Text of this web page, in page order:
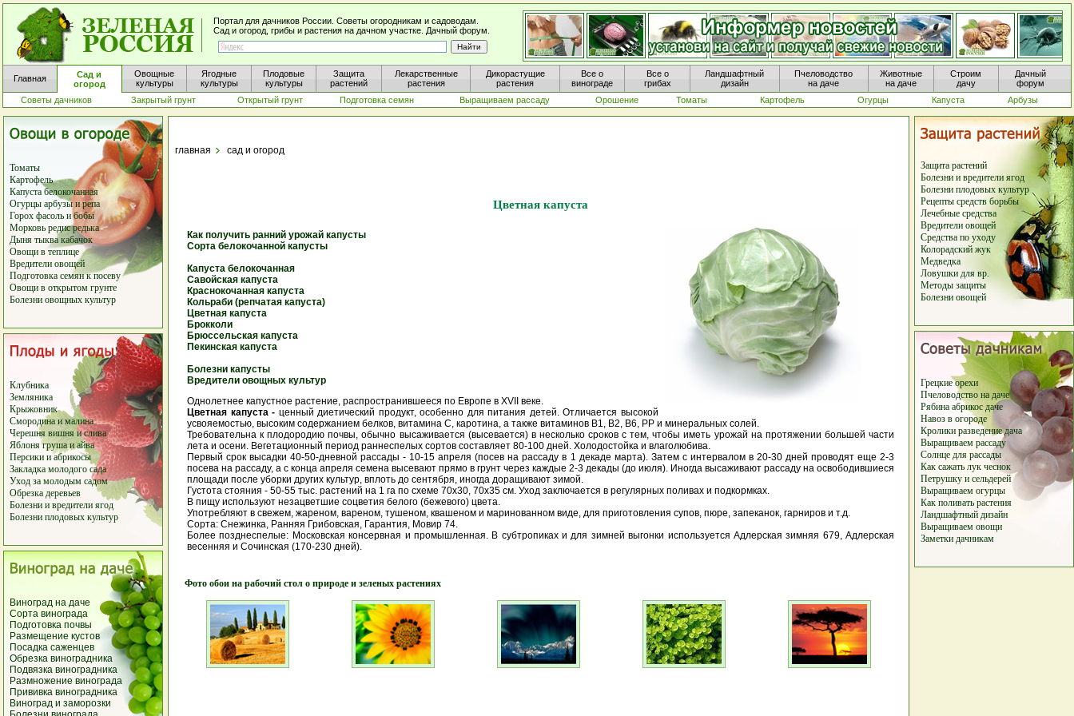
Портал для дачников России. Советы огородникам и садоводам.
Сад и огород, грибы и растения на дачном участке. Дачный форум.
Главная
Сад и
огород
Овощные
культуры
Ягодные
культуры
Плодовые
культуры
Защита
растений
Лекарственные
растения
Дикорастущие
растения
Все о
винограде
Все о
грибах
Ландшафтный
дизайн
Пчеловодство
на даче
Животные
на даче
Строим
дачу
Дачный
форум
Советы дачников
Закрытый грунт Открытый грунт Подготовка семян Выращиваем рассаду Орошение Томаты Картофель Огурцы Капуста Арбузы
Томаты
Картофель
Капуста белокочанная
Огурцы арбузы и репа
Горох фасоль ибобы
Морковьредис редька
Дынятыква кабачок
Овощи в теплице
Вредители овощей
Подготовка семян к посеву
Овощи в открытом грунте
Болезни овощных культур
Клубника
Земляника
Крыжовник
Смородина и малина
Черешня вишняислива
Яблонягруша и айва
Персикии абрикосы
Закладка молодого сада
Уход за молодым садом
Обрезка деревьев
Болезни и вредители ягод
Болезни плодовых культур
Виноград на даче
Сорта винограда
Подготовка почвы
Размещение кустов
Посадка саженцев
Обрезка виноградника
Подвязка виноградника
Размножение винограда
Прививка виноградника
Виноград и заморозки
Защита растений
Болезни и вредители ягод
Болезни плодовых культур
Рецепты средств борьбы
Лечебные средства
Вредители овощей
Средства по уходу
Колорадский жук
Медведка
Ловушки для вр.
Методы защиты
Болезни овощей
Грецкие орехи
Пчеловодство на даче
Рябина абрикос даче
Навоз вогороде
Кроликиразведениедача
Выращиваем рассаду
Солнце для рассады
Как сажать лук чеснок
Петрушку и сельдерей
Выращиваем огурцы
Как поливать растения
Ландшафтный дизайн
Выращиваем овощи
Заметки дачникам
главная сад и огород
Цветная капуста
Как получить ранний урожай капусты
Сорта белокочанной капусты
Капуста белокочанная
Савойская капуста
Краснокочанная капуста
Кольраби (репчатая капуста)
Цветная капуста
Брокколи
Брюссельская капуста
Пекинская капуста
Болезни капусты
Вредители овощных культур
Однолетнее капустное растение, распространившееся по Европе в XVII веке.
Цветная капуста - ценный диетический продукт, особенно для питания детей. Отличается высокой
усвояемостью, высоким содержанием белков, витамина С, каротина, а также витаминов В1, В2, В6, РР и минеральных солей.
Требовательна к плодородию почвы, обычно высаживается (высевается) в несколько сроков с тем, чтобы иметь урожай на протяжении большей части
лета и осени. Вегетационный период раннеспелых сортов составляет 80-100 дней. Холодостойка и влаголюбива.
Первый срок высадки 40-50-дневной рассады - 10-15 апреля (посев на рассаду в 1 декаде марта). Затем с интервалом в 20-30 дней проводят еще 2-3
посева на рассаду, а с конца апреля семена высевают прямо в грунт через каждые 2-3 декады (до июля). Иногда высаживают рассаду на освободившиеся
площади после уборки других культур, вплоть до сентября, иногда доращивают зимой.
Густота стояния - 50-55 тыс. растений на 1 га по схеме 70x30, 70x35 см. Уход заключается в регулярных поливах и подкормках.
В пищу используют незацветшие соцветия белого (бежевого) цвета.
Употребляют в свежем, жареном, вареном, тушеном, квашеном и маринованном виде, для приготовления супов, пюре, запеканок, гарниров и т.д.
Сорта: Снежинка, Ранняя Грибовская, Гарантия, Мовир 74.
Более позднеспелые: Московская консервная и промышленная. В субтропиках и для зимней выгонки используется Адлерская зимняя 679, Адлерская
весенняя и Сочинская (170-230 дней).
Фото обои на рабочий стол о природе и зеленых растениях